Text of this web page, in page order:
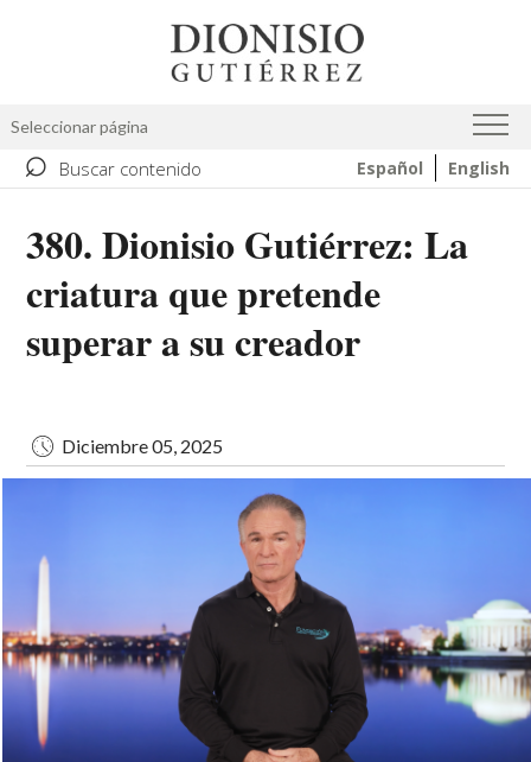
Seleccionar página
⌕ Buscar contenido Español English
380. Dionisio Gutiérrez: La
criatura que pretende
superar a su creador
Diciembre 05, 2025